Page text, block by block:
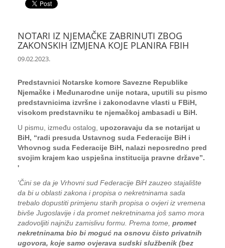
NOTARI IZ NJEMAČKE ZABRINUTI ZBOG
ZAKONSKIH IZMJENA KOJE PLANIRA FBIH
09.02.2023.
Predstavnici Notarske komore Savezne Republike
Njemačke i Međunarodne unije notara, uputili su pismo
predstavnicima izvršne i zakonodavne vlasti u FBiH,
visokom predstavniku te njemačkoj ambasadi u BiH.
U pismu, između ostalog, upozoravaju da se notarijat u
BiH, “radi presuda Ustavnog suda Federacije BiH i
Vrhovnog suda Federacije BiH, nalazi neposredno pred
svojim krajem kao uspješna institucija pravne države”.
'
'Čini se da je Vrhovni sud Federacije BiH zauzeo stajalište
da bi u oblasti zakona i propisa o nekretninama sada
trebalo dopustiti primjenu starih propisa o ovjeri iz vremena
bivše Jugoslavije i da promet nekretninama još samo mora
zadovoljiti najnižu zamislivu formu. Prema tome, promet
nekretninama bio bi moguć na osnovu čisto privatnih
ugovora, koje samo ovjerava sudski službenik (bez